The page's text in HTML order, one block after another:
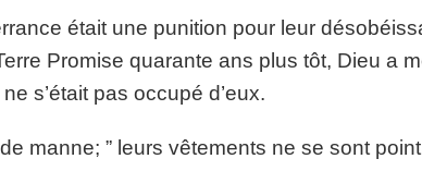
était une punition pour leur
Promise quarante ans plus tôt, Dieu a
s’était pas occupé d’eux.
manne; ” leurs vêtements ne se sont